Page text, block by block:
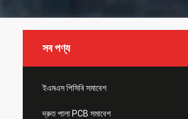
সব পণ্য
ইএমএস পিসিবি সমাবেশ
দ্রুত পালা PCB সমাবেশ